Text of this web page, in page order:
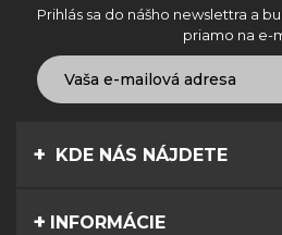
Prihlás sa do nášho newslettra a
priamo na e-
KDE NÁS NÁJDETE
INFORMÁCIE